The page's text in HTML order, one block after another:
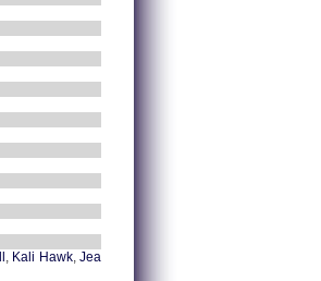
, Kali Hawk, Jea